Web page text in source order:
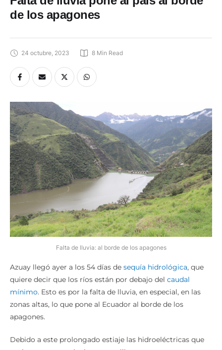
Falta de lluvia pone al país al borde
24 octubre, 2023
Azuay llegó ayer a los 54 días desequía hidrológica, que
quiere decir que los ríos están por debajo delcaudal
mínimo. Esto es por la falta de lluvia, en especial, en las
zonas altas, lo que pone al Ecuador al borde de los